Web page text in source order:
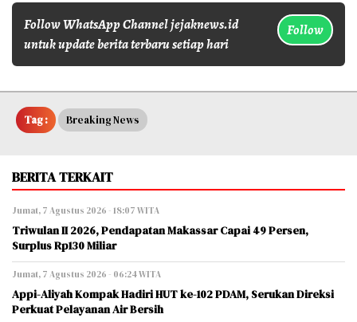
Follow WhatsApp Channel jejaknews.id
untuk update berita terbaru setiap hari
Follow
Tag : Breaking News
BERITA TERKAIT
Jumat, 7 Agustus 2026 - 18:07 WITA
Triwulan II 2026, Pendapatan Makassar Capai 49 Persen,
Surplus Rp130 Miliar
Jumat, 7 Agustus 2026 - 06:24 WITA
Appi-Aliyah Kompak Hadiri HUT ke-102 PDAM, Serukan Direksi
Perkuat Pelayanan Air Bersih